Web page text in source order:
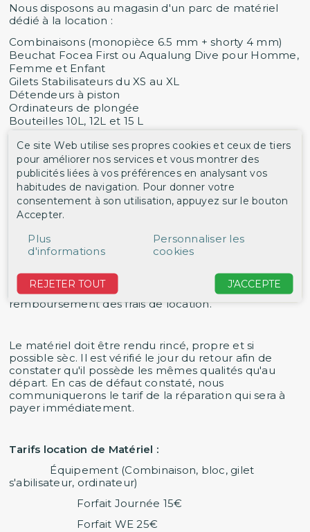
Nous disposons au magasin d'un parc de matériel
dédié à la location :
Combinaisons (monopièce 6.5 mm + shorty 4 mm)
Beuchat Focea First ou Aqualung Dive pour Homme,
Femme et Enfant
Gilets Stabilisateurs du XS au XL
Détendeurs à piston
Ordinateurs de plongée
Bouteilles 10L, 12L et 15 L
Pour les combinaisons, il est nécessaire de faire un
essayage afin de déterminer ensemble votre taille.
Après cette détermination, nous créons votre fiche
de location indiquant vos coordonnées ainsi que votre
taille et modèle de combinaison. Il est possible de
réserver par téléphone lorsque cette fiche est
combinaison la veille du jour de location à partir de 15
heures. Le paiement s'effectue à l'enlèvement du
€. Après enlèvement si la combinaison n'a pas servie
ou si la plongée est annulée, il n'y a pas de
remboursement des frais de location.
Le matériel doit être rendu rincé, propre et si
possible sèc. Il est vérifié le jour du retour afin de
constater qu'il possède les mêmes qualités qu'au
départ. En cas de défaut constaté, nous
communiquerons le tarif de la réparation qui sera à
payer immédiatement.
Tarifs location de Matériel :
Équipement (Combinaison, bloc, gilet
s'abilisateur, ordinateur)
Forfait Journée 15€
Forfait WE 25€
Ce site Web utilise ses propres cookies et ceux de tiers
pour améliorer nos services et vous montrer des
publicités liées à vos préférences en analysant vos
habitudes de navigation. Pour donner votre
consentement à son utilisation, appuyez sur le bouton
Accepter.
Plus
d'informations
Personnaliser les
cookies
REJETER TOUT J'ACCEPTE